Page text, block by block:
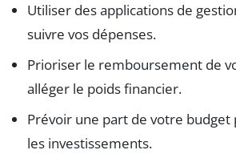
Utiliser des applications de
suivre vos dépenses.
Prioriser le remboursement de
alléger le poids financier.
Prévoir une part de votre budget
les investissements.